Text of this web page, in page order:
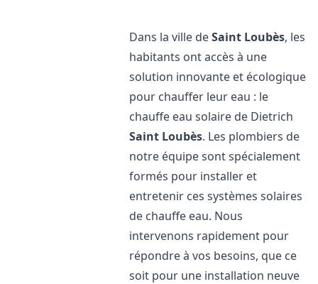
Dans la ville deSaint Loubès, les
habitants ont accès à une
solution innovante et écologique
pour chauffer leur eau : le
chauffe eau solaire de Dietrich
Saint Loubès. Les plombiers de
notre équipe sont spécialement
formés pour installer et
entretenir ces systèmes solaires
de chauffe eau. Nous
intervenons rapidement pour
répondre à vos besoins, que ce
soit pour une installation neuve